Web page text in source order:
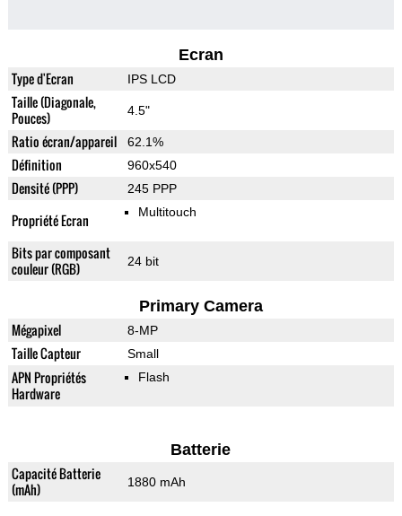
Ecran
Type d'Ecran IPS LCD
Taille (Diagonale,
Pouces)
4.5"
Ratio écran/appareil 62.1%
Définition 960x540
Densité (PPP) 245 PPP
Propriété Ecran Multitouch
Bits par composant
couleur (RGB)
24 bit
Primary Camera
Mégapixel 8-MP
Taille Capteur Small
APN Propriétés
Hardware
Flash
Batterie
Capacité Batterie
(mAh)
1880 mAh